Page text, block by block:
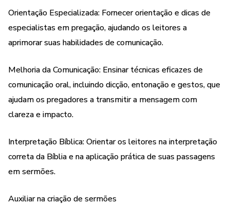
Orientação Especializada: Fornecer orientação e dicas de
especialistas em pregação, ajudando os leitores a
aprimorar suas habilidades de comunicação.
Melhoria da Comunicação: Ensinar técnicas eficazes de
comunicação oral, incluindo dicção, entonação e gestos, que
ajudam os pregadores a transmitir a mensagem com
clareza e impacto.
Interpretação Bíblica: Orientar os leitores na interpretação
correta da Bíblia e na aplicação prática de suas passagens
em sermões.
Auxiliar na criação de sermões